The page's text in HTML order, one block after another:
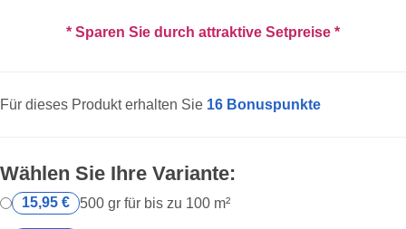
* Sparen Sie durch attraktive Setpreise *
Für dieses Produkt erhalten Sie 16 Bonuspunkte
Wählen Sie Ihre Variante:
15,95 € 500 gr für bis zu 100 m²